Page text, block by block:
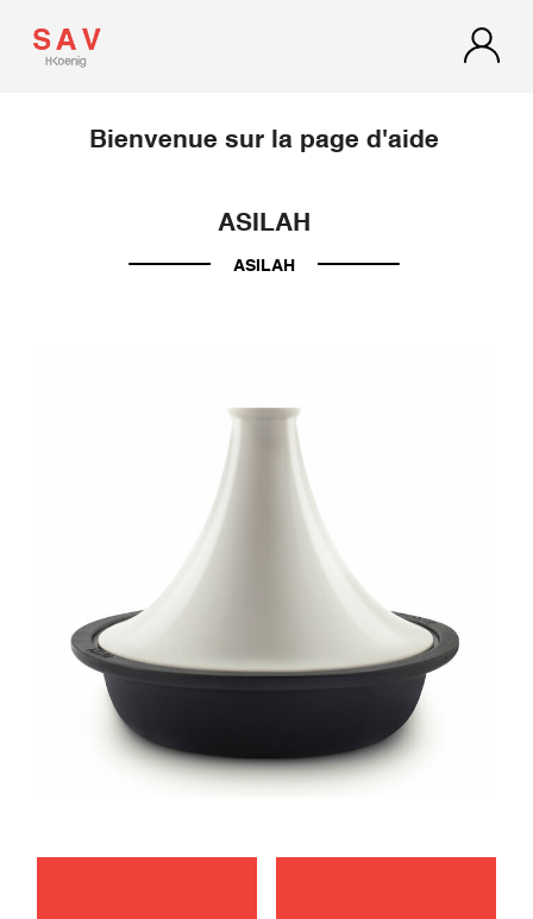
Bienvenue sur la page d'aide
ASILAH
ASILAH